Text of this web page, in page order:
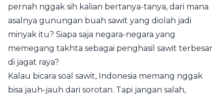
pernah nggak sih kalian bertanya-tanya, dari mana
asalnya gunungan buah sawit yang diolah jadi
minyak itu? Siapa saja negara-negara yang
memegang takhta sebagai penghasil sawit terbesar
di jagat raya?
Kalau bicara soal sawit, Indonesia memang nggak
bisa jauh-jauh dari sorotan. Tapi jangan salah,